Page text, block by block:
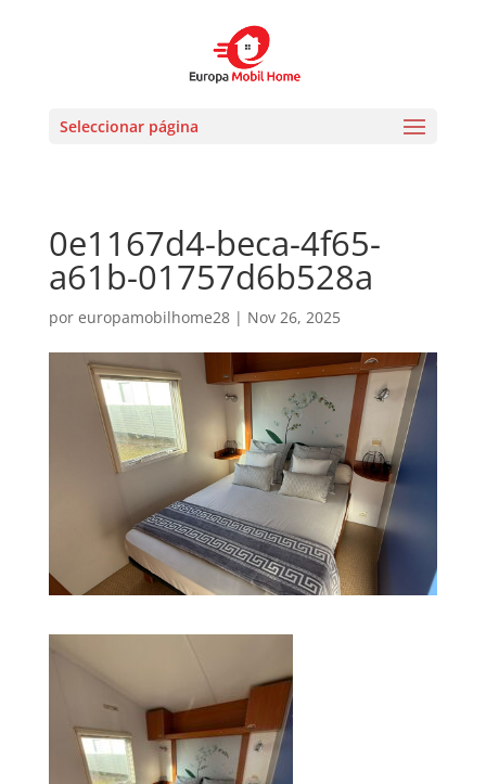
Seleccionar página
0e1167d4-beca-4f65-
a61b-01757d6b528a
por europamobilhome28| Nov 26, 2025